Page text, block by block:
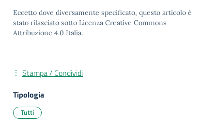
Eccetto dove diversamente specificato, questo articolo è
stato rilasciato sotto Licenza Creative Commons
Attribuzione 4.0 Italia.
Stampa / Condividi
Tipologia
Tutti